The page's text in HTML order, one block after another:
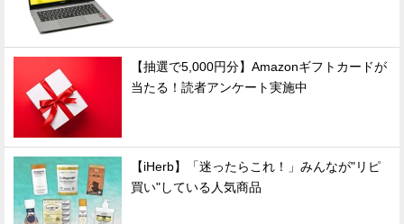
【抽選で5,000円分】Amazonギフトカードが
当たる！読者アンケート実施中
【iHerb】「迷ったらこれ！」みんなが"リピ
買い"している人気商品